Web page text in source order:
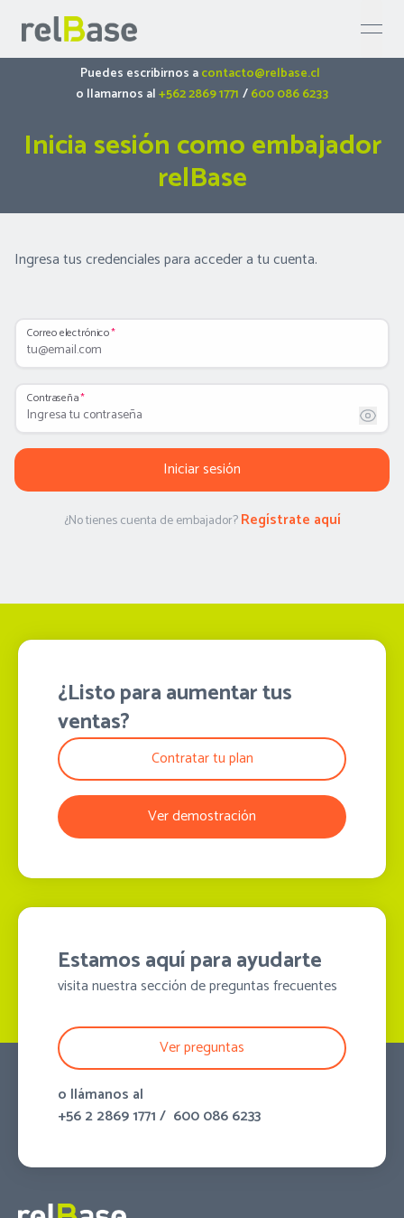
Puedes escribirnos acontacto@relbase.cl
o llamarnos al+562 2869 1771 /600 086 6233
Inicia sesión como embajador
relBase
Ingresa tus credenciales para acceder a tu cuenta.
Correo electrónico
Contraseña
Iniciar sesión
¿No tienes cuenta de embajador?Regístrate aquí
¿Listo para aumentar tus
ventas?
Contratar tu plan
Ver demostración
Estamos aquí para ayudarte
visita nuestra sección de preguntas frecuentes
Ver preguntas
o llámanos al
+56 2 2869 1771/ 600 086 6233